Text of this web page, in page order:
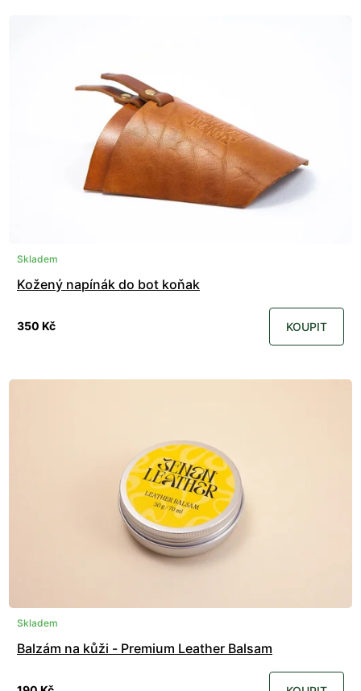
Skladem
Kožený napínák do bot koňak
350 Kč KOUPIT
Skladem
Balzám na kůži - Premium Leather Balsam